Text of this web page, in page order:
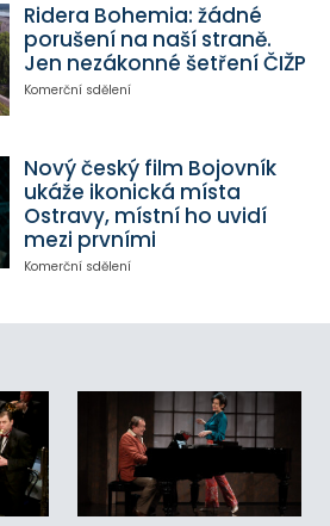
Ridera Bohemia: žádné
porušení na naší straně.
Jen nezákonné šetření ČIŽP
Komerční sdělení
Nový český film Bojovník
ukáže ikonická místa
Ostravy, místní ho uvidí
mezi prvními
Komerční sdělení